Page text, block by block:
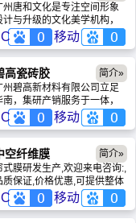
州唐和文化是专注空间形象
计与升级的文化美学机构，
策划、设计、施工于一体。
公司拥有4A背景设计团队，深
行业十余年，服务越秀、富
等1000+客户。主营企业文
墙、党建展示、办公空间建
等业务，坚持“好形象就是竞
力”，以匠心打造有内涵、有
忆标签的空间精品，赋能企
品牌增值。
移动
高瓷砖胶
州碧高新材料有限公司立足
南，集研产销服务于一体，
攻铝模及装配式建筑墙面空
鼓、脱落等行业痛点。公司引
美德设备，融合欧日技术，
供瓷砖背涂胶、岩板胶、美
剂等全系列环保建材。秉持
新发展、质量至上”理念，碧
以卓越产品与专业服务，助
建筑行业实现更安全、更美
的品质飞跃。
移动
简介»
空纤维膜
式膜研发生产,欢迎来电咨询:,
质保证,价格优惠,可提供整体
决方案,售后无忧
移动
简介»